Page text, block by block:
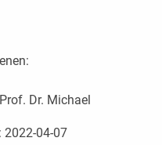
Dr. Michael
04-07